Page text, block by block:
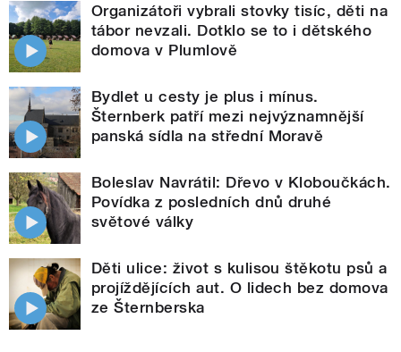
Organizátoři vybrali stovky tisíc, děti na
tábor nevzali. Dotklo se to i dětského
domova v Plumlově
Bydlet u cesty je plus i mínus.
Šternberk patří mezi nejvýznamnější
panská sídla na střední Moravě
Boleslav Navrátil: Dřevo v Kloboučkách.
Povídka z posledních dnů druhé
světové války
Děti ulice: život s kulisou štěkotu psů a
projíždějících aut. O lidech bez domova
ze Šternberska